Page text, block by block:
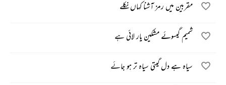
مقربین میں رمز آشنا کہاں نکلے
شمیم گیسوئے مشکین یار لائی ہے
سیاہ ہے دل گیتی سیاہ تر ہو جائے